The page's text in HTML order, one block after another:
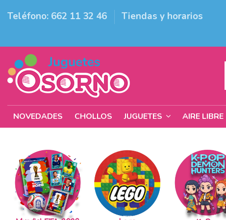
Teléfono: 662 11 32 46 Tiendas y horarios
NOVEDADES CHOLLOS JUGUETES AIRE LIBRE